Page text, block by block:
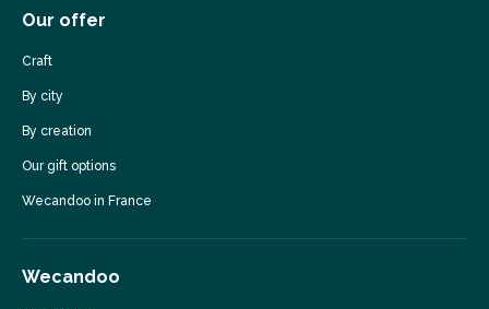
Our offer
Craft
By city
By creation
Our gift options
Wecandoo in France
Wecandoo